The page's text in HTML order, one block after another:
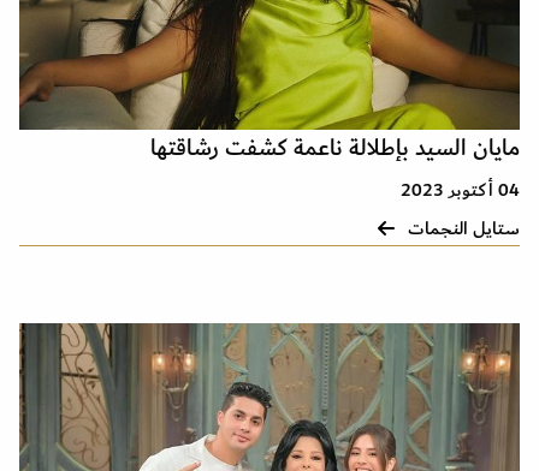
مايان السيد بإطلالة ناعمة كشفت رشاقتها
04 أكتوبر 2023
ستايل النجمات